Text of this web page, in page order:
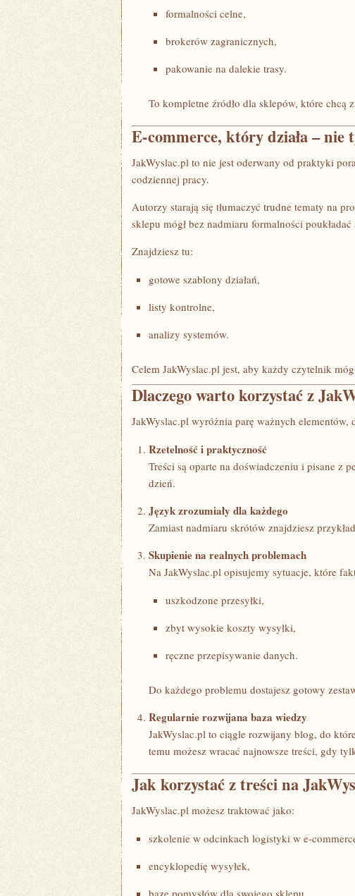
formalności celne,
brokerów zagranicznych,
pakowanie na dalekie trasy.
To kompletne źródło dla sklepów, które chcą
E-commerce, który działa –
JakWyslac.pl to nie jest oderwany od praktyki
codziennej pracy.
Autorzy starają się tłumaczyć trudne tematy na
sklepu mógł bez nadmiaru formalności
Znajdziesz tu:
gotowe szablony działań,
listy kontrolne,
analizy systemów.
Celem JakWyslac.pl jest, aby każdy czytelnik
Dlaczego warto korzystać z
JakWyslac.pl wyróżnia parę ważnych
Rzetelność i praktyczność
Treści są oparte na doświadczeniu i pisane z
dzień.
Język zrozumiały dla każdego
Zamiast nadmiaru skrótów znajdziesz
Skupienie na realnych problemach
Na JakWyslac.pl opisujemy sytuacje, które
uszkodzone przesyłki,
zbyt wysokie koszty wysyłki,
ręczne przepisywanie danych.
Do każdego problemu dostajesz gotowy
Regularnie rozwijana baza wiedzy
JakWyslac.pl to ciągle rozwijany blog, do
temu możesz wracać najnowsze treści, gdy
Jak korzystać z treści na
JakWyslac.pl możesz traktować jako:
szkolenie w odcinkach logistyki w e-
encyklopedię wysyłek,
bazę pomysłów dla swojego sklepu.